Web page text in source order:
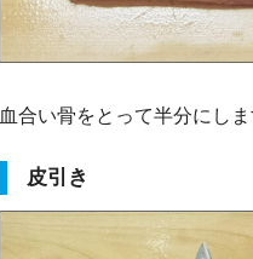
血合い骨をとって半分にし
皮引き